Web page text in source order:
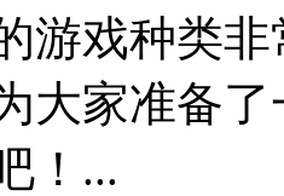
游戏种类
大家准备
！...